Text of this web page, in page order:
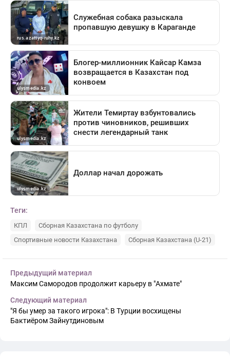
Теги:
КПЛ
Сборная Казахстана по футболу
Спортивные новости Казахстана
Сборная Казахстана (U-21)
Предыдущий материал
Максим Самородов продолжит карьеру в "Ахмате"
Следующий материал
"Я бы умер за такого игрока": В Турции восхищены
Бактиёром Зайнутдиновым